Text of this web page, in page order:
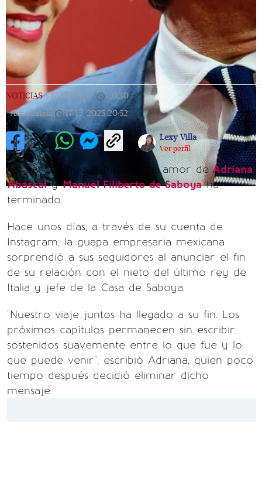
NOTICIAS | 17/12/2025 | 20:30 |
Actualizada
17/12/2025 20:52
Lexy Villa
Ver perfil
Tal parece que la historia de amor deAdriana
AbascalyManuel Filiberto de Saboyaha
terminado.
Hace unos días, a través de su cuenta de
Instagram, la guapa empresaria mexicana
sorprendió a sus seguidores al anunciar el fin
de su relación con el nieto del último rey de
Italia y jefe de la Casa de Saboya.
"Nuestro viaje juntos ha llegado a su fin. Los
próximos capítulos permanecen sin escribir,
sostenidos suavemente entre lo que fue y lo
que puede venir", escribió Adriana, quien poco
tiempo después decidió eliminar dicho
mensaje.